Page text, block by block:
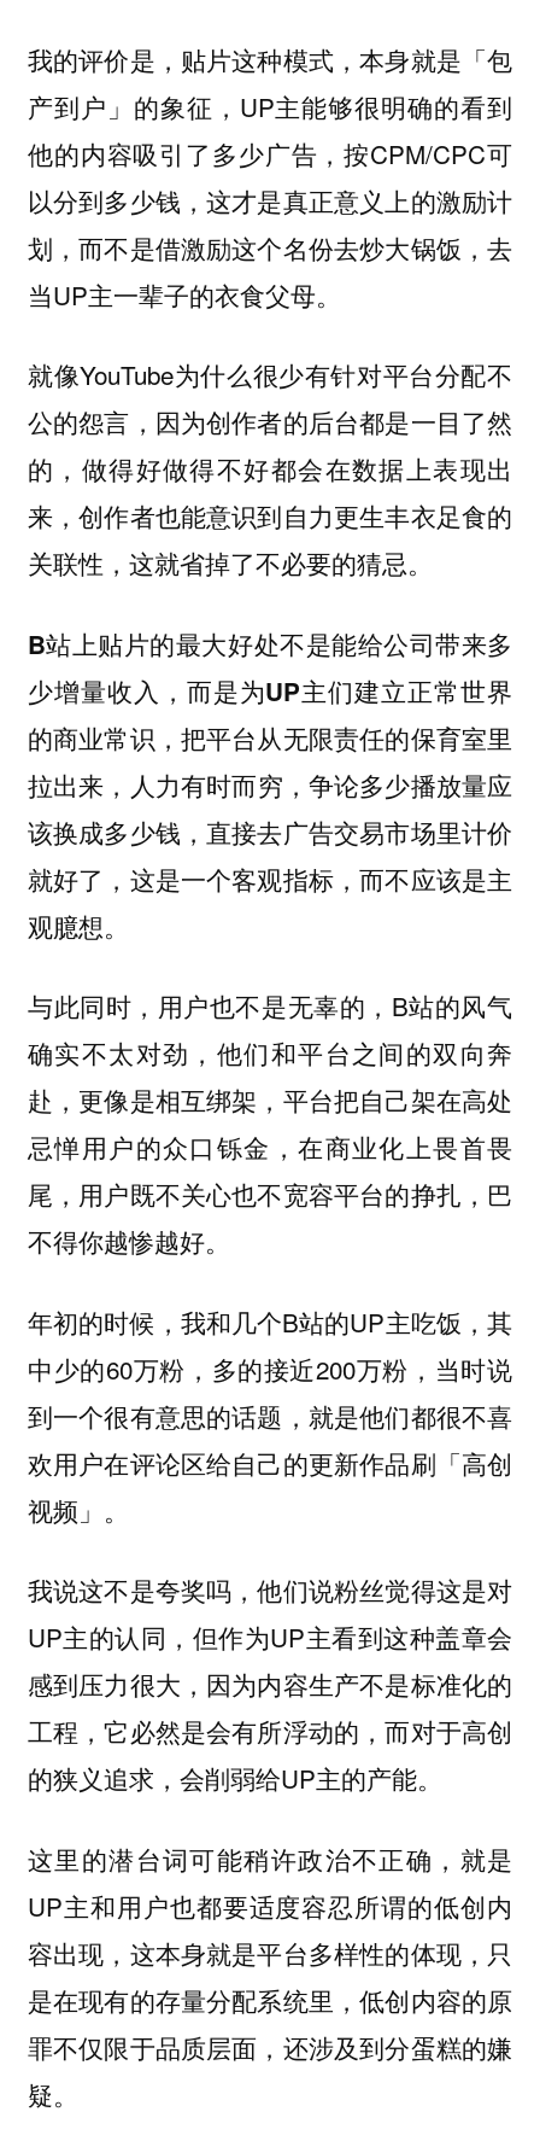
我的评价是，贴片这种模式，本身就是「包
产到户」的象征，UP主能够很明确的看到
他的内容吸引了多少广告，按CPM/CPC可
以分到多少钱，这才是真正意义上的激励计
划，而不是借激励这个名份去炒大锅饭，去
当UP主一辈子的衣食父母。
就像YouTube为什么很少有针对平台分配不
公的怨言，因为创作者的后台都是一目了然
的，做得好做得不好都会在数据上表现出
来，创作者也能意识到自力更生丰衣足食的
关联性，这就省掉了不必要的猜忌。
B站上贴片的最大好处不是能给公司带来多
少增量收入，而是为UP主们建立正常世界
的商业常识，把平台从无限责任的保育室里
拉出来， 人力有时而穷，争论多少播放量应
该换成多少钱，直接去广告交易市场里计价
就好了，这是一个客观指标，而不应该是主
观臆想。
与此同时，用户也不是无辜的，B站的风气
确实不太对劲，他们和平台之间的双向奔
赴，更像是相互绑架，平台把自己架在高处
忌惮用户的众口铄金，在商业化上畏首畏
尾，用户既不关心也不宽容平台的挣扎，巴
不得你越惨越好。
年初的时候，我和几个B站的UP主吃饭，其
中少的60万粉，多的接近200万粉，当时说
到一个很有意思的话题，就是他们都很不喜
欢用户在评论区给自己的更新作品刷「高创
视频」。
我说这不是夸奖吗，他们说粉丝觉得这是对
UP主的认同，但作为UP主看到这种盖章会
感到压力很大，因为内容生产不是标准化的
工程，它必然是会有所浮动的，而对于高创
的狭义追求，会削弱给UP主的产能。
这里的潜台词可能稍许政治不正确，就是
UP主和用户也都要适度容忍所谓的低创内
容出现，这本身就是平台多样性的体现，只
是在现有的存量分配系统里，低创内容的原
罪不仅限于品质层面，还涉及到分蛋糕的嫌
疑。